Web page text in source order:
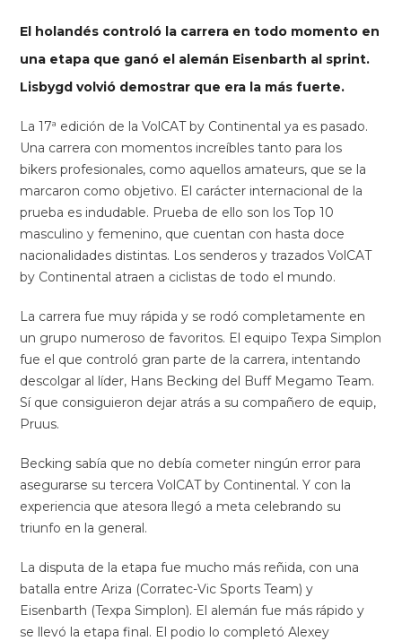
El holandés controló la carrera en todo momento en
una etapa que ganó el alemán Eisenbarth al sprint.
Lisbygd volvió demostrar que era la más fuerte.
La 17ª edición de la VolCAT by Continental ya es pasado.
Una carrera con momentos increíbles tanto para los
bikers profesionales, como aquellos amateurs, que se la
marcaron como objetivo. El carácter internacional de la
prueba es indudable. Prueba de ello son los Top 10
masculino y femenino, que cuentan con hasta doce
nacionalidades distintas. Los senderos y trazados VolCAT
by Continental atraen a ciclistas de todo el mundo.
La carrera fue muy rápida y se rodó completamente en
un grupo numeroso de favoritos. El equipo Texpa Simplon
fue el que controló gran parte de la carrera, intentando
descolgar al líder, Hans Becking del Buff Megamo Team.
Sí que consiguieron dejar atrás a su compañero de equip,
Pruus.
Becking sabía que no debía cometer ningún error para
asegurarse su tercera VolCAT by Continental. Y con la
experiencia que atesora llegó a meta celebrando su
triunfo en la general.
La disputa de la etapa fue mucho más reñida, con una
batalla entre Ariza (Corratec-Vic Sports Team) y
Eisenbarth (Texpa Simplon). El alemán fue más rápido y
se llevó la etapa final. El podio lo completó Alexey